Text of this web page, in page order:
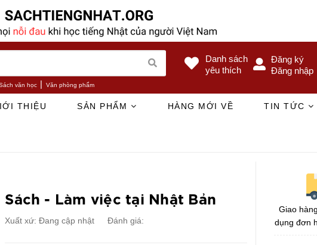
văn học | Văn phòng phẩm
Danh sách
yêu thích
Đăng ký
Đăng nhập
THIỆU SẢN PHẨM HÀNG MỚI VỀ TIN TỨC
Sách - Làm việc tại Nhật Bản
Xuất xứ:Đang cập nhật Đánh giá:
Giao
dụng đơn